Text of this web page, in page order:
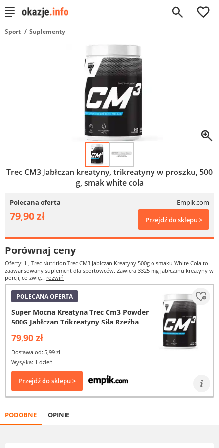
0
Sport Suplementy
Trec CM3 Jabłczan kreatyny, trikreatyny w proszku, 500
g, smak white cola
Polecana oferta Empik.com
79,90 zł Przejdź do sklepu >
Porównaj ceny
Oferty: 1 , Trec Nutrition Trec CM3 Jabłczan Kreatyny 500g o smaku White Cola to
zaawansowany suplement dla sportowców. Zawiera 3325 mg jabłczanu kreatyny w
porcji, co zwię... rozwiń
POLECANA OFERTA
Super Mocna Kreatyna Trec Cm3 Powder
500G Jabłczan Trikreatyny Siła Rzeźba
79,90 zł
Dostawa od: 5,99 zł
Wysyłka: 1 dzień
Przejdź do sklepu >
PODOBNE OPINIE